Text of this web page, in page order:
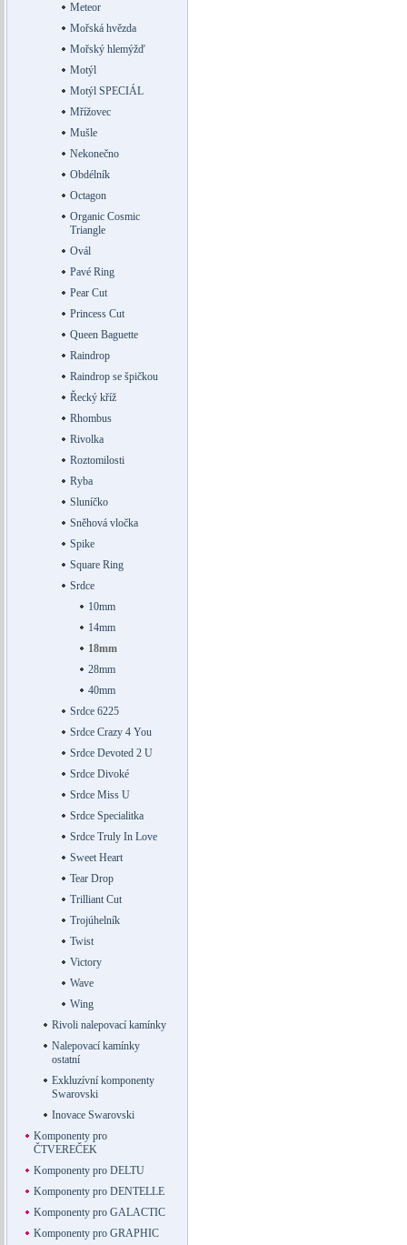
Meteor
Mořská hvězda
Mořský hlemýžď
Motýl
Motýl SPECIÁL
Mřížovec
Mušle
Nekonečno
Obdélník
Octagon
Organic Cosmic
Triangle
Ovál
Pavé Ring
Pear Cut
Princess Cut
Queen Baguette
Raindrop
Raindrop se špičkou
Řecký kříž
Rhombus
Rivolka
Roztomilosti
Ryba
Sluníčko
Sněhová vločka
Spike
Square Ring
Srdce
10mm
14mm
18mm
28mm
40mm
Srdce 6225
Srdce Crazy 4 You
Srdce Devoted 2 U
Srdce Divoké
Srdce Miss U
Srdce Specialitka
Srdce Truly In Love
Sweet Heart
Tear Drop
Trilliant Cut
Trojúhelník
Twist
Victory
Wave
Wing
Rivoli nalepovací kamínky
Nalepovací kamínky
ostatní
Exkluzívní komponenty
Swarovski
Inovace Swarovski
Komponenty pro
ČTVEREČEK
Komponenty pro DELTU
Komponenty pro DENTELLE
Komponenty pro GALACTIC
Komponenty pro GRAPHIC